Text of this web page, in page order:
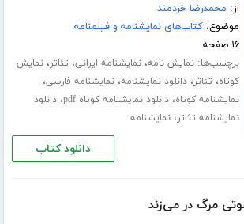
از: محمدرضا خردمند
موضوع:کتاب‌های نمایشنامه و فیلمنامه
۱۶ صفحه
برچسب‌ها:نمایش نامه،نمایشنامه ایرانی، تئاتر،نمایش
کوتاه، تئاتر،دانلود نمایشنامه،نمایشنامه فارسی،
نمایشنامه کوتاه،دانلود نمایشنامه کوتاه pdf ،دانلود
نمایشنامه تئاتر،نمایشنامه
دانلود کتاب
مرگ در می‌زند